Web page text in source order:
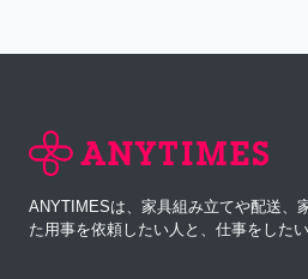
ANYTIMESは、家具組み立てや配送、
た用事を依頼したい人と、仕事をした